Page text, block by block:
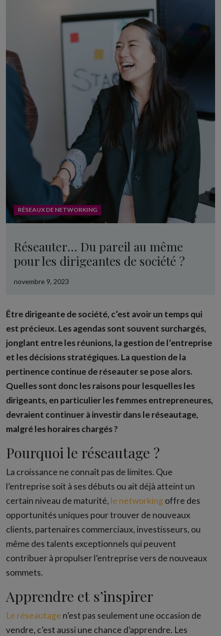
RÉSEAUX DE NETWORKING
Réseauter… Du pareil au même
pour les dirigeantes de société ?
novembre 9, 2023
Être dirigeante de société, c’est avoir un temps qui
est précieux. Les agendas sont souvent surchargés,
jonglant entre les réunions, la gestion de l’entreprise
et les décisions stratégiques. La question de la
pertinence continue de réseauter se pose alors.
Quelles sont donc les raisons pour lesquelles les
dirigeants, en particulier les femmes entrepreneures,
devraient continuer à investir dans le réseautage,
malgré les horaires chargés ?
Pourquoi le réseautage ?
La croissance ne connaît pas de limites. Que
l’entreprise soit à ses débuts ou ait déjà atteint un
certain niveau de maturité, le networking offre des
opportunités uniques pour trouver de nouveaux
clients, partenaires commerciaux, investisseurs, ou
même des talents exceptionnels qui peuvent
contribuer à propulser l’entreprise vers de nouveaux
sommets.
Apprendre et s’inspirer
Le réseautage n’est pas seulement une occasion de
vendre, c’est aussi une chance d’apprendre. Les